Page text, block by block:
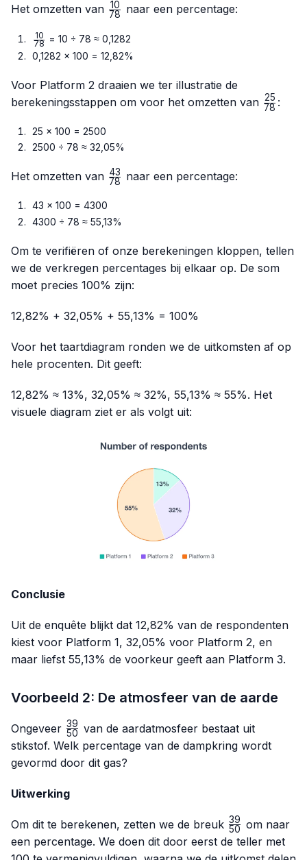
10}{78}
Het omzetten van \frac{10}
78
10 naar een percentage:
\frac{10}
{78}
78
10
= 10 ÷ 78 ≈ 0,1282
0,1282 × 100 = 12,82%
Voor Platform 2 draaien we ter illustratie de
berekeningsstappen om voor het omzetten van 78
25 :
25 × 100 = 2500
2500 ÷ 78 ≈ 32,05%
Het omzetten van \frac{43}
78
43 naar een percentage:
43 × 100 = 4300
4300 ÷ 78 ≈ 55,13%
Om te verifiëren of onze berekeningen kloppen, tellen
we de verkregen percentages bij elkaar op. De som
moet precies 100% zijn:
12,82% + 32,05% + 55,13% = 100%
Voor het taartdiagram ronden we de uitkomsten af op
hele procenten. Dit geeft:
12,82% ≈ 13%, 32,05% ≈ 32%, 55,13% ≈ 55%. Het
visuele diagram ziet er als volgt uit:
Conclusie
Uit de enquête blijkt dat 12,82% van de respondenten
kiest voor Platform 1, 32,05% voor Platform 2, en
maar liefst 55,13% de voorkeur geeft aan Platform 3.
Voorbeeld 2: De atmosfeer van de aarde
Ongeveer \frac{39}
{50}
50
39 van de aardatmosfeer bestaat uit
stikstof. Welk percentage van de dampkring wordt
gevormd door dit gas?
Uitwerking
Om dit te berekenen, zetten we de breuk \frac{39}
{50}
50
39 om naar
een percentage. We doen dit door eerst de teller met